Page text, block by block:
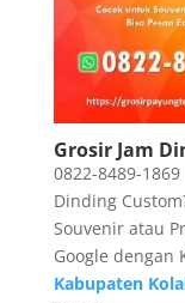
Grosir Jam
0822-8489-
Dinding
Souvenir atau
Google dengan
Kabupaten